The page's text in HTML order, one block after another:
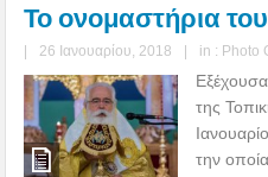
Το ονομαστήρια
| 26 Ιανουαρίου, 2018 | in : Photo
της
την